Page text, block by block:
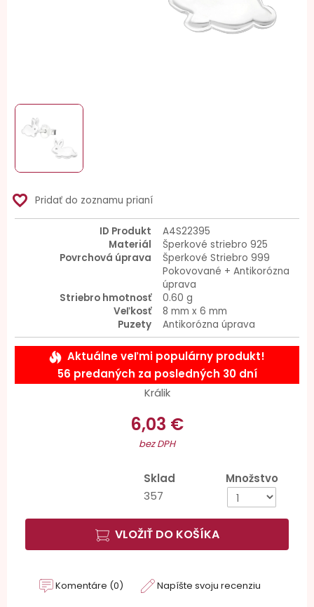
favorite_border Pridať do zoznamu prianí
ID Produkt
A4S22395
Materiál
Šperkové striebro 925
Povrchová úprava
Šperkové Striebro 999
Pokovované + Antikorózna
úprava
Striebro hmotnosť
0.60 g
Veľkosť
8 mm x 6 mm
Puzety
Antikorózna úprava
Aktuálne veľmi populárny produkt!
56 predaných za posledných 30 dní
Králik
6,03 €
bez DPH
Sklad
357
Množstvo
VLOŽIŤ DO KOŠÍKA
Komentáre (0) Napíšte svoju recenziu